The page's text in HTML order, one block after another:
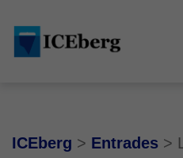
main
content
footer
ICEberg > Entrades >